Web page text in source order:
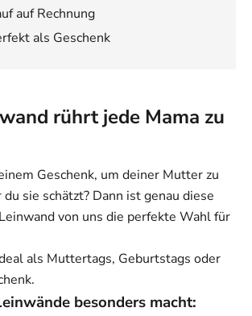
auf Rechnung
als Geschenk
rührt jede Mama zu
Geschenk, um deiner Mutter zu
sie schätzt? Dann ist genau diese
von uns die perfekte Wahl für
als Muttertags, Geburtstags oder
besonders macht: